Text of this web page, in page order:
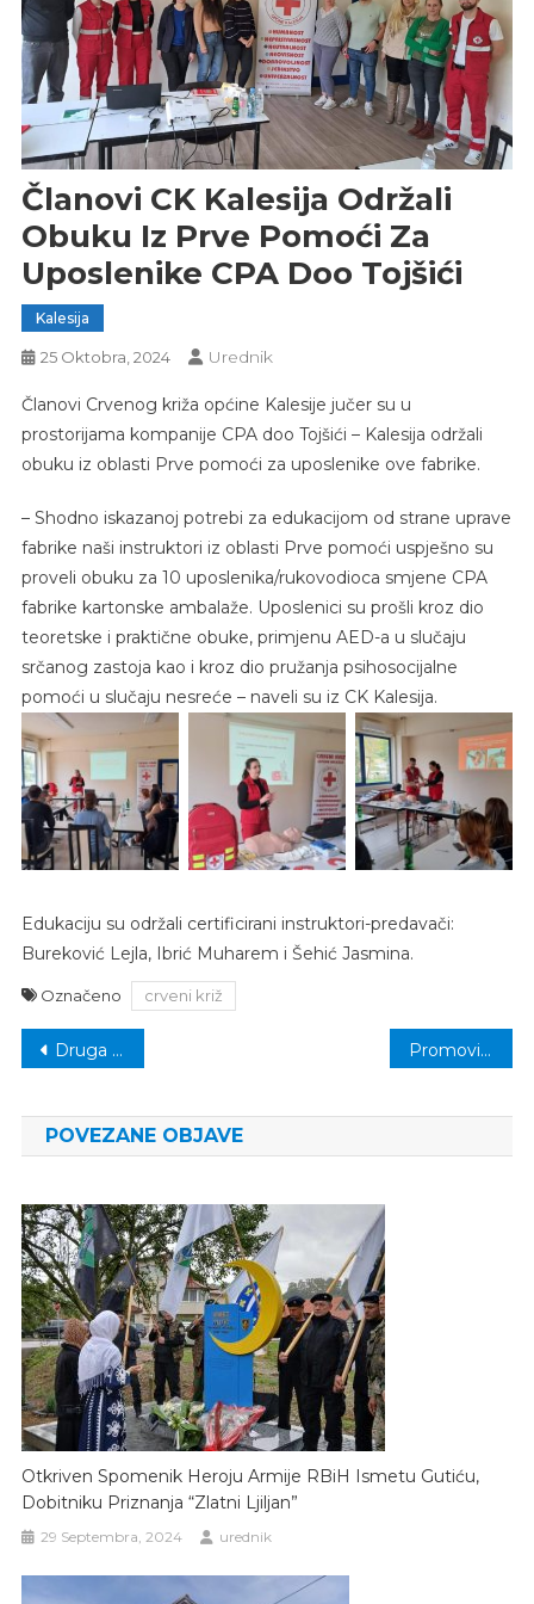
Članovi CK Kalesija Održali
Obuku Iz Prve Pomoći Za
Uposlenike CPA Doo Tojšići
Kalesija
25 Oktobra, 2024 Urednik
Članovi Crvenog križa općine Kalesije jučer su u
prostorijama kompanije CPA doo Tojšići – Kalesija održali
obuku iz oblasti Prve pomoći za uposlenike ove fabrike.
– Shodno iskazanoj potrebi za edukacijom od strane uprave
fabrike naši instruktori iz oblasti Prve pomoći uspješno su
proveli obuku za 10 uposlenika/rukovodioca smjene CPA
fabrike kartonske ambalaže. Uposlenici su prošli kroz dio
teoretske i praktične obuke, primjenu AED-a u slučaju
srčanog zastoja kao i kroz dio pružanja psihosocijalne
pomoći u slučaju nesreće – naveli su iz CK Kalesija.
Edukaciju su održali certificirani instruktori-predavači:
Bureković Lejla, Ibrić Muharem i Šehić Jasmina.
Označeno crveni križ
Navigacija
Druga liga FBiH: Sloga i Mladost domaćini, Bosna na gostovanju Promovisana knjiga Rasima Hadžića “Pod lupom odškrinutih svjetova”
POVEZANE OBJAVE
Otkriven Spomenik Heroju Armije RBiH Ismetu Gutiću,
Dobitniku Priznanja “Zlatni Ljiljan”
29 Septembra, 2024 urednik